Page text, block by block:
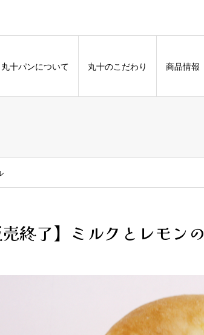
丸十パンについて 丸十のこだわり 商品情報
売終了】ミルクとレモン